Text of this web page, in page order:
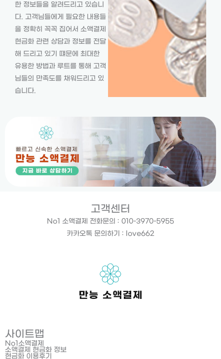
한 정보들을 알려드리고 있습니
다. 고객님들에게 필요한 내용들
을 정확히 꼭꼭 집어서 소액결제
현금화 관련 상담과 정보를 전달
해 드리고 있기 떄문에 최대한
유용한 방법과 루트를 통해 고객
님들의 만족도를 채워드리고 있
습니다.
고객센터
No1 소액결제 전화문의 : 010-3970-5955
카카오톡 문의하기 : love662
사이트맵
No1소액결제
소액결제 현금화 정보
현금화 이용후기